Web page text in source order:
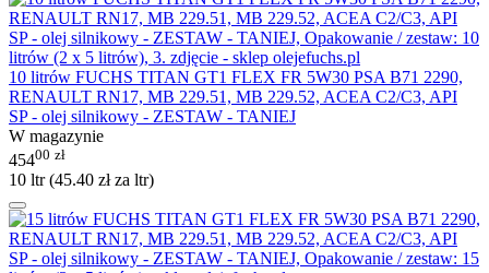
10 litrów FUCHS TITAN GT1 FLEX FR 5W30 PSA B71 2290,
RENAULT RN17, MB 229.51, MB 229.52, ACEA C2/C3, API
SP - olej silnikowy - ZESTAW - TANIEJ
W magazynie
45400 zł
10 ltr (45.40 złza ltr)